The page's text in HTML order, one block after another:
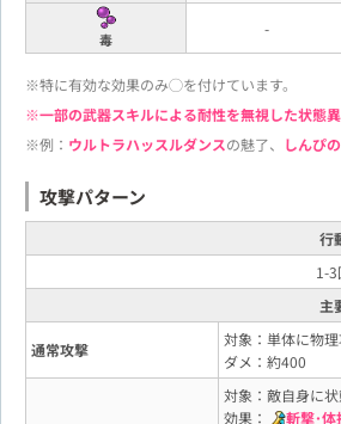
毒
-
※特に有効な効果のみ◯を付けています。
※一部の武器スキルによる耐性を無視した状態
※例： ウルトラハッスルダンスの魅了、 しんぴ
攻撃パターン
行
1-
主
通常攻撃
対象：単体に物
ダメ：約400
対象：敵自身に
効果：
斬撃･